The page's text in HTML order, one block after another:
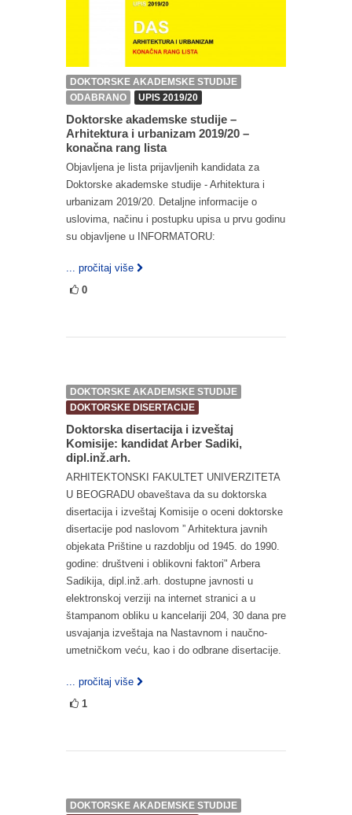
DOKTORSKE AKADEMSKE STUDIJE
ODABRANO
UPIS 2019/20
Doktorske akademske studije –
Arhitektura i urbanizam 2019/20 –
konačna rang lista
Objavljena je lista prijavljenih kandidata za
Doktorske akademske studije - Arhitektura i
urbanizam 2019/20. Detaljne informacije o
uslovima, načinu i postupku upisa u prvu godinu
su objavljene u INFORMATORU:
... pročitaj više
0
DOKTORSKE AKADEMSKE STUDIJE
DOKTORSKE DISERTACIJE
Doktorska disertacija i izveštaj
Komisije: kandidat Arber Sadiki,
dipl.inž.arh.
ARHITEKTONSKI FAKULTET UNIVERZITETA
U BEOGRADU obaveštava da su doktorska
disertacija i izveštaj Komisije o oceni doktorske
disertacije pod naslovom ” Arhitektura javnih
objekata Prištine u razdoblju od 1945. do 1990.
godine: društveni i oblikovni faktori" Arbera
Sadikija, dipl.inž.arh. dostupne javnosti u
elektronskoj verziji na internet stranici a u
štampanom obliku u kancelariji 204, 30 dana pre
usvajanja izveštaja na Nastavnom i naučno-
umetničkom veću, kao i do odbrane disertacije.
... pročitaj više
1
DOKTORSKE AKADEMSKE STUDIJE